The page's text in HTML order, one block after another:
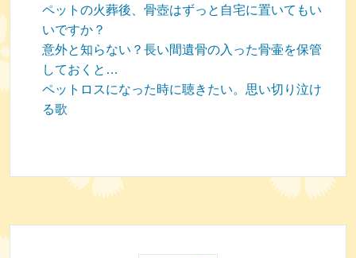
ペットの火葬後、骨壺はずっと自宅に置いてもい
いですか？
意外と知らない？長い間遺骨の入った骨壷を保管
しておくと…
ペットロスになった時に聴きたい。思い切り泣け
る歌